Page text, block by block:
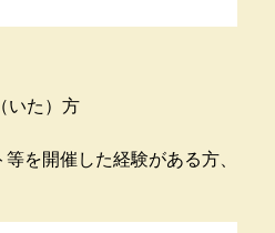
いた）方
を開催した経験がある方、